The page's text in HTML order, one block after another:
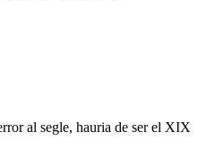
al segle, hauria de ser el XIX